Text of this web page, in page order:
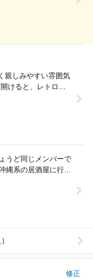
うど同じメンバーで
縄系の居酒屋に行き
修正